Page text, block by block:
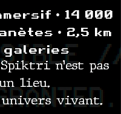
• 14 000
• 2,5 km
galeries
Spiktri n’est pas
lieu.
univers vivant.